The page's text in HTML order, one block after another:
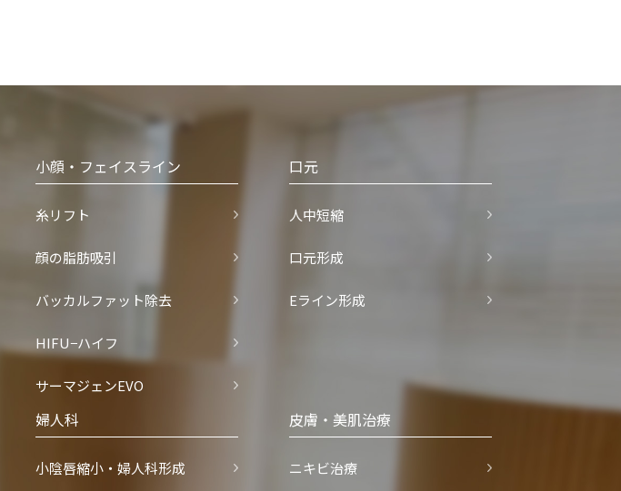
小顔・フェイスライン
糸リフト
顔の脂肪吸引
バッカルファット除去
HIFU−ハイフ
サーマジェンEVO
口元
人中短縮
口元形成
Eライン形成
婦人科
小陰唇縮小・婦人科形成
皮膚・美肌治療
ニキビ治療